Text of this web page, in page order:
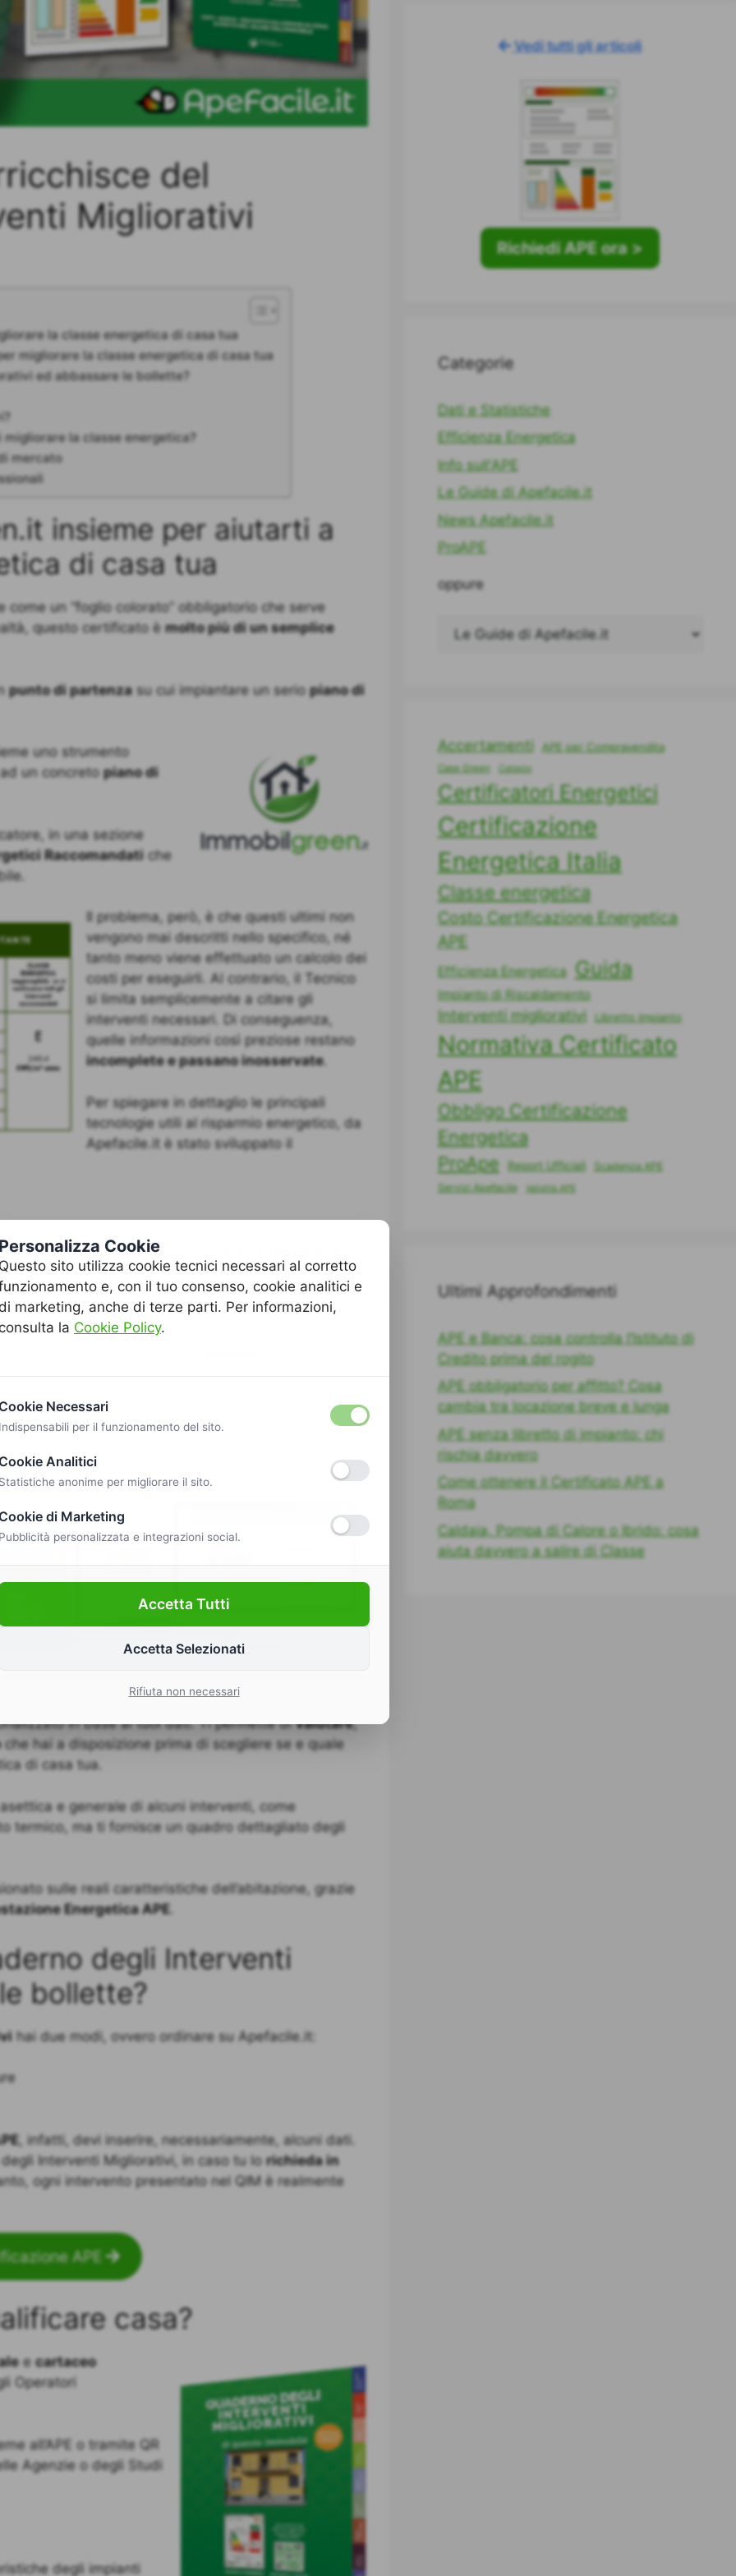
del
Migliorativi
la classe energetica di casa tua
migliorare la classe energetica di casa tua
ed abbassare le bollette?
la classe energetica?
mercato
insieme per aiutarti a
di casa tua
come un “foglio colorato” obbligatorio che serve
questo certificato èmolto più di un semplice
punto di partenzasu cui impiantare un seriopiano di
uno strumento
un concretopiano di
in una sezione
Raccomandati che
Il problema, però, è che questi ultimi non
vengono mai descritti nello specifico, né
tanto meno viene effettuato un calcolo dei
costi per eseguirli. Al contrario, il Tecnico
si limita semplicemente a citare gli
interventi necessari. Di conseguenza,
quelle informazioni così preziose restano
incomplete e passano inosservate.
Per spiegare in dettaglio le principali
tecnologie utili al risparmio energetico, da
Apefacile.it è stato sviluppato il
Migliorativi: lo strumento
di casa tua
Verde, è lo strumento che ti permette di capire i
tua casa e valutare il loro
di vista ed ognuno di questi aspetti viene mostrato
in base ai tuoi dati. Ti permette divalutare,
che hai a disposizione prima di scegliere se e quale
di casa tua.
e generale di alcuni interventi, come
termico, ma ti fornisce un quadro dettagliato degli
sulle reali caratteristiche dell’abitazione, grazie
Energetica APE
degli Interventi
bollette?
hai due modi, ovvero ordinare su Apefacile.it:
, infatti, devi inserire, necessariamente, alcuni dati.
Interventi Migliorativi, in caso tu lorichieda in
ogni intervento presentato nel QIM è realmente
APE
casa?
ecartaceo
Operatori
all’APE o tramite QR
Agenzie o degli Studi
degli impianti
Vedi tutti gli articoli
Richiedi APE ora >
Categorie
Dati e Statistiche
Efficienza Energetica
Info sull'APE
Le Guide di Apefacile.it
News Apefacile.it
ProAPE
oppure
Accertamenti APE per Compravendita
Case Green Catasto
Certificatori Energetici
Certificazione
Energetica Italia
Classe energetica
Costo Certificazione Energetica
APE
Efficienza Energetica Guida
Impianto di Riscaldamento
Interventi migliorativi Libretto impianto
Normativa Certificato
APE
Obbligo Certificazione
Energetica
ProApe
Report Ufficiali
Scadenza APE
Servizi Apefacile
Validità APE
Ultimi Approfondimenti
APE e Banca: cosa controlla l’Istituto di
Credito prima del rogito
APE obbligatorio per affitto? Cosa
cambia tra locazione breve e lunga
APE senza libretto di impianto: chi
rischia davvero
Come ottenere il Certificato APE a
Roma
Caldaia, Pompa di Calore o Ibrido: cosa
aiuta davvero a salire di Classe
Personalizza Cookie
Questo sito utilizza cookie tecnici necessari al corretto
e, con il tuo consenso, cookie analitici e
di marketing, anche di terze parti. Per informazioni,
consulta la Cookie Policy.
Cookie Necessari
Indispensabili per il funzionamento del sito.
Cookie Analitici
Statistiche anonime per migliorare il sito.
Cookie di Marketing
Pubblicità personalizzata e integrazioni social.
Accetta Tutti
Accetta Selezionati
Rifiuta non necessari